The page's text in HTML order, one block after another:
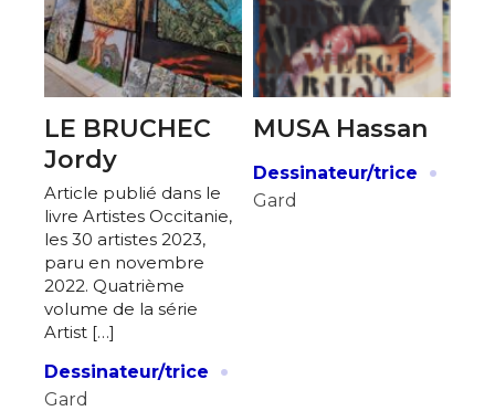
LE BRUCHEC
Jordy
Article publié dans le
livre Artistes Occitanie,
les 30 artistes 2023,
paru en novembre
2022. Quatrième
volume de la série
Artist […]
Dessinateur/trice
·
Gard
MUSA Hassan
Dessinateur/trice ·
Gard